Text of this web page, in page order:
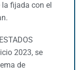
fijada con el
2023, se
de